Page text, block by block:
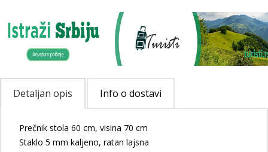
Detaljan opis Info o dostavi
Prečnik stola 60 cm, visina 70 cm
Staklo 5 mm kaljeno, ratan lajsna